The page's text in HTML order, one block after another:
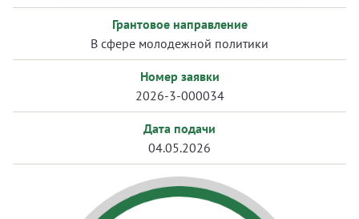
Грантовое направление
В сфере молодежной политики
Номер заявки
2026-3-000034
Дата подачи
04.05.2026